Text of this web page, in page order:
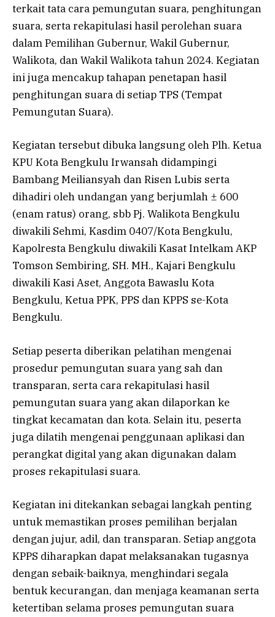
terkait tata cara pemungutan suara, penghitungan
suara, serta rekapitulasi hasil perolehan suara
dalam Pemilihan Gubernur, Wakil Gubernur,
Walikota, dan Wakil Walikota tahun 2024. Kegiatan
ini juga mencakup tahapan penetapan hasil
penghitungan suara di setiap TPS (Tempat
Pemungutan Suara).
Kegiatan tersebut dibuka langsung oleh Plh. Ketua
KPU Kota Bengkulu Irwansah didampingi
Bambang Meiliansyah dan Risen Lubis serta
dihadiri oleh undangan yang berjumlah ± 600
(enam ratus) orang, sbb Pj. Walikota Bengkulu
diwakili Sehmi, Kasdim 0407/Kota Bengkulu,
Kapolresta Bengkulu diwakili Kasat Intelkam AKP
Tomson Sembiring, SH. MH., Kajari Bengkulu
diwakili Kasi Aset, Anggota Bawaslu Kota
Bengkulu, Ketua PPK, PPS dan KPPS se-Kota
Bengkulu.
Setiap peserta diberikan pelatihan mengenai
prosedur pemungutan suara yang sah dan
transparan, serta cara rekapitulasi hasil
pemungutan suara yang akan dilaporkan ke
tingkat kecamatan dan kota. Selain itu, peserta
juga dilatih mengenai penggunaan aplikasi dan
perangkat digital yang akan digunakan dalam
proses rekapitulasi suara.
Kegiatan ini ditekankan sebagai langkah penting
untuk memastikan proses pemilihan berjalan
dengan jujur, adil, dan transparan. Setiap anggota
KPPS diharapkan dapat melaksanakan tugasnya
dengan sebaik-baiknya, menghindari segala
bentuk kecurangan, dan menjaga keamanan serta
ketertiban selama proses pemungutan suara